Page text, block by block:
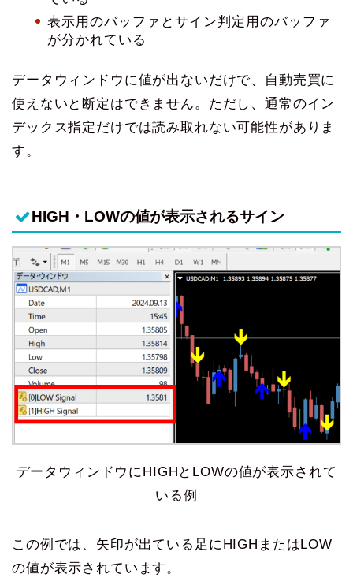
表示用のバッファとサイン判定用のバッファ
が分かれている
データウィンドウに値が出ないだけで、自動売買に
使えないと断定はできません。ただし、通常のイン
デックス指定だけでは読み取れない可能性がありま
す。
HIGH・LOWの値が表示されるサイン
データウィンドウにHIGHとLOWの値が表示されて
いる例
この例では、矢印が出ている足にHIGHまたはLOW
の値が表示されています。